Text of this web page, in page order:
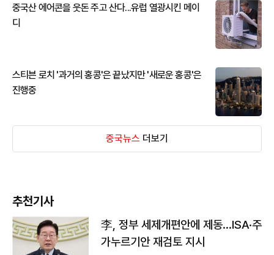
중국산 에어콘을 웃돈 주고 산다...유럽 열광시킨 메이
디
스티븐 로치 '과거의 홍콩'은 끝났지만 '새로운 홍콩'은
진행중
중국뉴스 더보기
추천기사
李, 정부 세제개편안에 제동…ISA·주
가누르기안 재검토 지시